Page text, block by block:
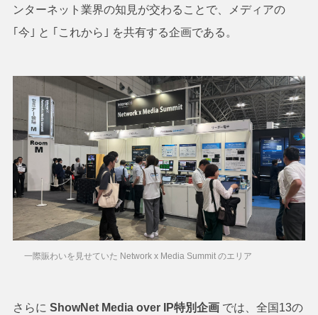
ンターネット業界の知見が交わることで、メディアの
｢今｣ と ｢これから｣ を共有する企画である。
一際賑わいを見せていた Network x Media Summit のエリア
さらに ShowNet Media over IP特別企画 では、全国13の